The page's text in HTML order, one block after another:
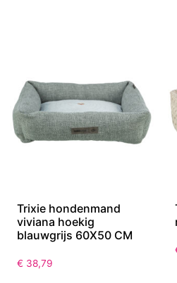
Trixie hondenmand
viviana hoekig
blauwgrijs 60X50 CM
€ 38,79